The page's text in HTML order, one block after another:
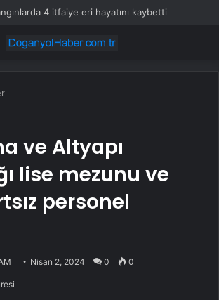
ve Altyapı
lise mezunu ve
personel
Nisan 2, 2024 0 0